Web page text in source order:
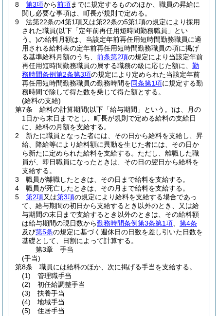
8
第3項から前項までに規定するもののほか、職員の昇給に
関し必要な事項は、町長が規則で定める。
9
法第22条の4第1項又は第22条の5第1項の規定により採用
された職員(以下「定年前再任用短時間勤務職員」とい
う。)の給料月額は、当該定年前再任用短時間勤務職員に適
用される給料表の定年前再任用短時間勤務職員の項に掲げ
る基準給料月額のうち、 前条第2項の規定により当該定年前
再任用短時間勤務職員の属する職務の級に応じた額に、 勤
務時間条例第2条第3項の規定により定められた当該定年前
再任用短時間勤務職員の勤務時間を同条第1項に規定する勤
務時間で除して得た数を乗じて得た額とする。
(給料の支給)
第7条
給料の計算期間(以下「給与期間」という。)は、月の
1日から末日までとし、町長が規則で定める給料の支給日
に、給料の月額を支給する。
2
新たに職員となった者には、その日から給料を支給し、昇
給、降給等により給料額に異動を生じた者には、その日か
ら新たに定められた給料を支給する。 ただし、離職した職
員が、即日職員になったときは、その日の翌日から給料を
支給する。
3
職員が離職したときは、その日まで給料を支給する。
4
職員が死亡したときは、その月まで給料を支給する。
5
第2項又は第3項の規定により給料を支給する場合であっ
て、給与期間の初日から支給するとき以外のとき、又は給
与期間の末日まで支給するとき以外のときは、その給料額
は給与期間の現日数から勤務時間条例第3条第1項
第4条
及び第5条の規定に基づく週休日の日数を差し引いた日数を
基礎として、日割によって計算する。
第3章
手当
(手当)
第8条
職員には給料のほか、次に掲げる手当を支給する。
(1)
管理職手当
(2)
初任給調整手当
(3)
扶養手当
(4)
地域手当
(5)
住居手当